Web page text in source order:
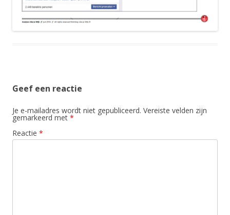
Geef een reactie
Je e-mailadres wordt niet gepubliceerd. Vereiste velden zijn
gemarkeerd met *
Reactie *